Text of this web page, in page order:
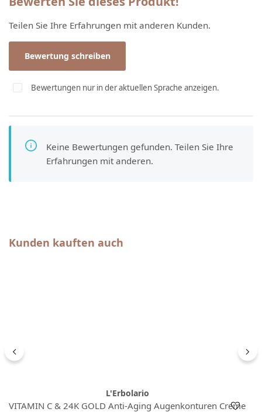
Teilen Sie Ihre Erfahrungen mit anderen Kunden.
Bewertung schreiben
Bewertungen nur in der aktuellen Sprache anzeigen.
Keine Bewertungen gefunden. Teilen Sie Ihre
Erfahrungen mit anderen.
Produktgalerie überspringen
Kunden kauften auch
L'Erbolario
VITAMIN C & 24K GOLD Anti-Aging Augenkonturen Creme